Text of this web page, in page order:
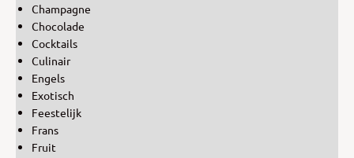
Champagne
Chocolade
Cocktails
Culinair
Engels
Exotisch
Feestelijk
Frans
Fruit